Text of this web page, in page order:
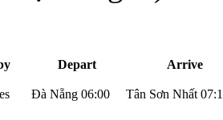
Depart Arrive
Đà Nẵng 06:00 Tân Sơn Nhất